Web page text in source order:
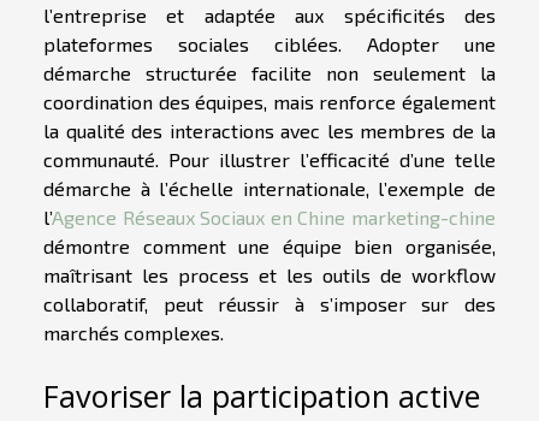
l’entreprise et adaptée aux spécificités des
plateformes sociales ciblées. Adopter une
démarche structurée facilite non seulement la
coordination des équipes, mais renforce également
la qualité des interactions avec les membres de la
communauté. Pour illustrer l’efficacité d’une telle
démarche à l’échelle internationale, l’exemple de
l’Agence Réseaux Sociaux en Chine marketing-chine
démontre comment une équipe bien organisée,
maîtrisant les process et les outils de workflow
collaboratif, peut réussir à s’imposer sur des
marchés complexes.
Favoriser la participation active